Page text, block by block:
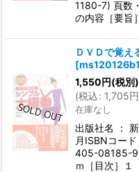
1180-7) 頁数
の内容［要旨
ＤＶＤで覚え
[
1,550円(税別)
(税込: 1,705円
在庫なし
出版社名 ：
月ISBNコー
405-08185-
ｍ［目次］